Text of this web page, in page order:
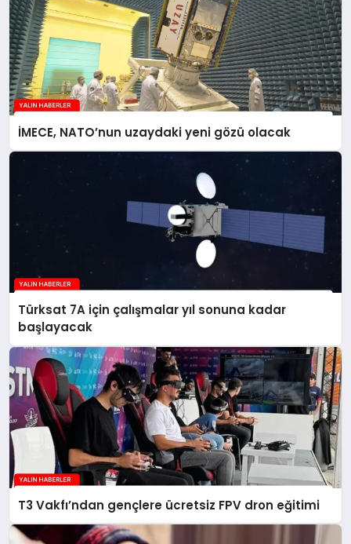
İMECE, NATO’nun uzaydaki yeni gözü olacak
Türksat 7A için çalışmalar yıl sonuna kadar
başlayacak
T3 Vakfı’ndan gençlere ücretsiz FPV dron eğitimi